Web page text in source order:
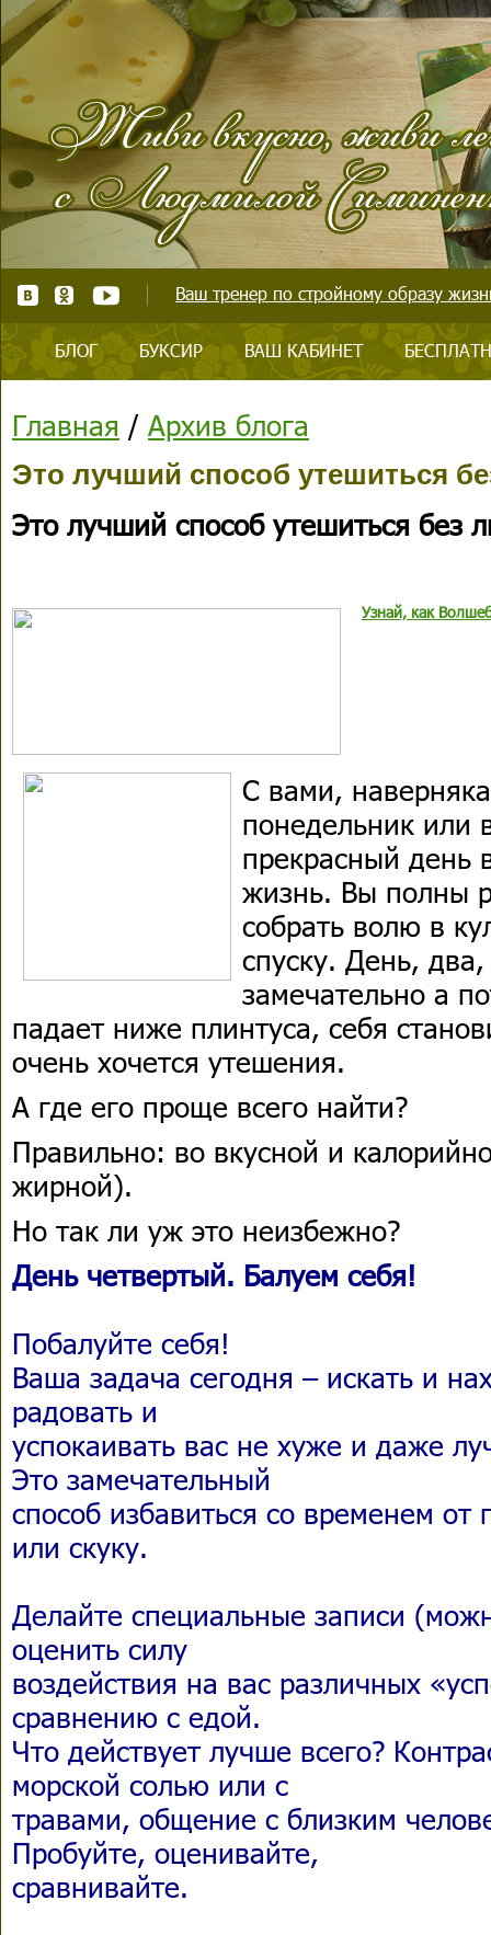
Ваш тренер по стройному образу
БЛОГ БУКСИР ВАШ КАБИНЕТ
Главная / Архив блога
Это лучший способ утешиться
Это лучший способ утешиться без
Узнай, как
С вами,
понедельник или
прекрасный день
жизнь. Вы полны
собрать волю в
спуску. День,
замечательно а
падает ниже плинтуса, себя
очень хочется утешения.
А где его проще всего найти?
Правильно: во вкусной и
жирной).
Но так ли уж это неизбежно?
День четвертый. Балуем себя!
Побалуйте себя!
Ваша задача сегодня – искать и
радовать и
успокаивать вас не хуже и даже
Это замечательный
способ избавиться со временем от
или скуку.
Делайте специальные записи
оценить силу
воздействия на вас различных
сравнению с едой.
Что действует лучше всего?
морской солью или с
травами, общение с близким
Пробуйте, оценивайте,
сравнивайте.